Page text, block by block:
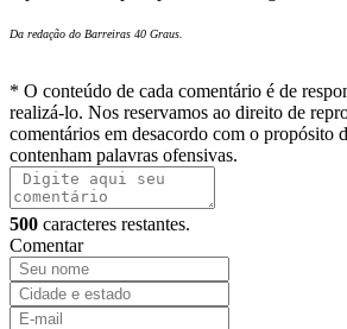
Da redação do Barreiras 40 Graus.
* O conteúdo de cada comentário é de
realizá-lo. Nos reservamos ao direito de
comentários em desacordo com o propósito
contenham palavras ofensivas.
500 caracteres restantes.
Comentar